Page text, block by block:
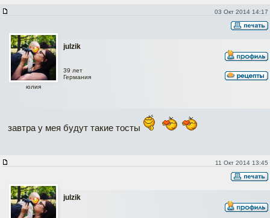
03 Окт 2014 14:17
julzik
юлия
39 лет
Германия
завтра у мея будут такие тосты
11 Окт 2014 13:45
julzik